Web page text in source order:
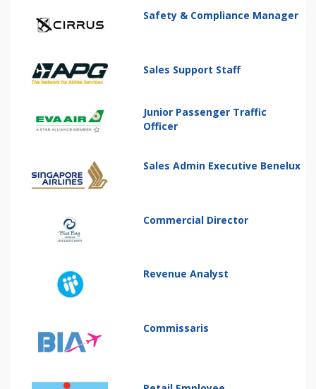
Safety & Compliance Manager
Sales Support Staff
Junior Passenger Traffic
Officer
Sales Admin Executive Benelux
Commercial Director
Revenue Analyst
Commissaris